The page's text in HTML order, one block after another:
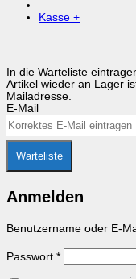
Kasse +
In die Warteliste
Artikel wieder an Lager
Mailadresse.
E-Mail
Warteliste
Anmelden
Benutzername oder E-
Passwort *Erforderlich